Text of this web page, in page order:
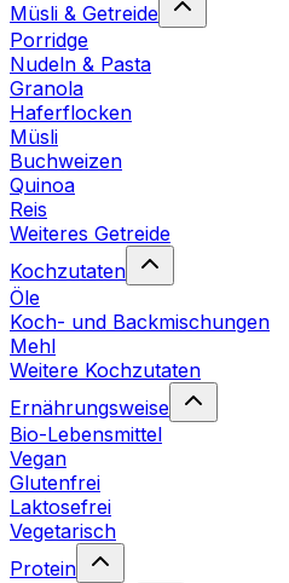
Müsli & Getreide
Porridge
Nudeln & Pasta
Granola
Haferflocken
Müsli
Buchweizen
Quinoa
Reis
Weiteres Getreide
Kochzutaten
Öle
Koch- und Backmischungen
Mehl
Weitere Kochzutaten
Ernährungsweise
Bio-Lebensmittel
Vegan
Glutenfrei
Laktosefrei
Vegetarisch
Protein